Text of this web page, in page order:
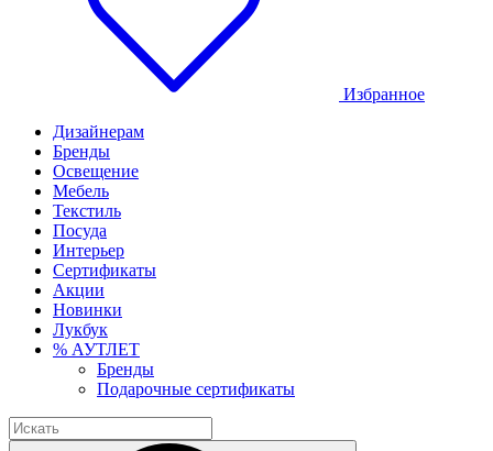
Избранное
Дизайнерам
Бренды
Освещение
Мебель
Текстиль
Посуда
Интерьер
Сертификаты
Акции
Новинки
Лукбук
% АУТЛЕТ
Бренды
Подарочные сертификаты